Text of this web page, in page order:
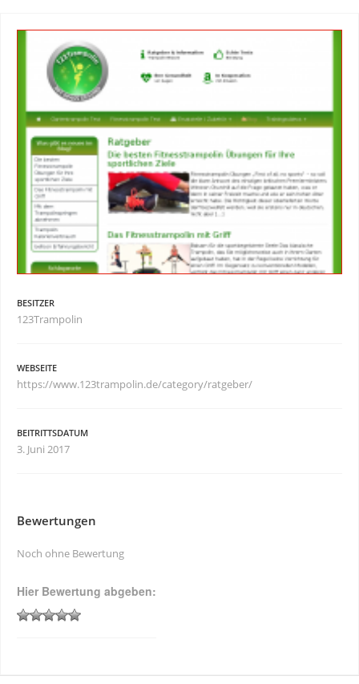
BESITZER
123Trampolin
WEBSEITE
https://www.123trampolin.de/category/ratgeber/
BEITRITTSDATUM
3. Juni 2017
Bewertungen
Noch ohne Bewertung
Hier Bewertung abgeben: